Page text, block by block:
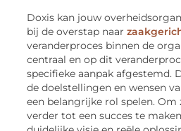
Doxis kan jouw
bij de overstap naar
veranderproces binnen de
centraal en op dit
specifieke aanpak afgestemd.
de doelstellingen en wensen
een belangrijke rol spelen.
verder tot een succes te